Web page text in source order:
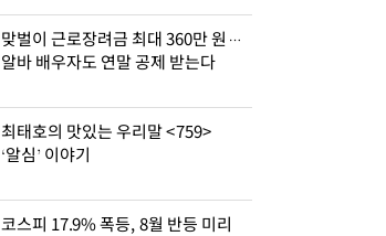
맞벌이 근로장려금 최대 360만 원…
알바 배우자도 연말 공제 받는다
최태호의 맛있는 우리말 <759>
‘알심’ 이야기
코스피 17.9% 폭등, 8월 반등 미리